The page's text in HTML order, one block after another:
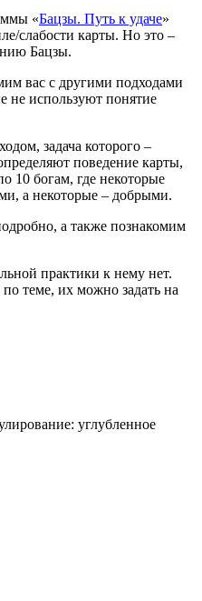
«Бацзы. Путь к удаче»
слабости карты. Но это –
Бацзы.
вас с другими подходами
не используют понятие
задача которого –
поведение карты,
10 богам, где некоторые
а некоторые – добрыми.
а также познакомим
практики к нему нет.
теме, их можно задать на
углубленное